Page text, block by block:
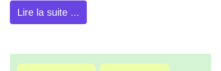
Lire la suite ...